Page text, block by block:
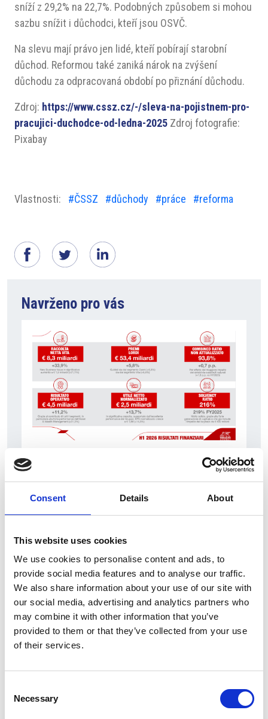
Consent Details About
This website uses cookies
We use cookies to personalise content and ads, to
provide social media features and to analyse our traffic.
We also share information about your use of our site with
our social media, advertising and analytics partners who
may combine it with other information that you’ve
provided to them or that they’ve collected from your use
of their services.
Selection
Necessary
sníží z 29,2% na 22,7%. Podobných způsobem si mohou
sazbu snížit i důchodci, kteří jsou OSVČ.
Na slevu mají právo jen lidé, kteří pobírají starobní
důchod. Reformou také zaniká nárok na zvýšení
důchodu za odpracovaná období po přiznání důchodu.
Zdroj: https://www.cssz.cz/-/sleva-na-pojistnem-pro-
pracujici-duchodce-od-ledna-2025 Zdroj fotografie:
Pixabay
Vlastnosti: #ČSSZ #důchody #práce #reforma
Navrženo pro vás
Itálie
Česká republika
6 srpna 2026